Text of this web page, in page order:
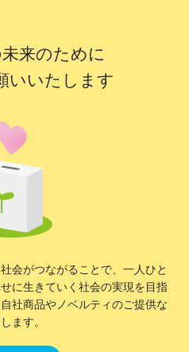
来のために
いいたします
会がつながることで、一人ひと
に生きていく社会の実現を目指
社商品やノベルティのご提供な
ます。